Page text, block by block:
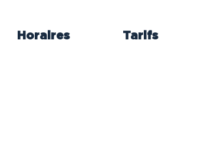
Horaires Tarifs